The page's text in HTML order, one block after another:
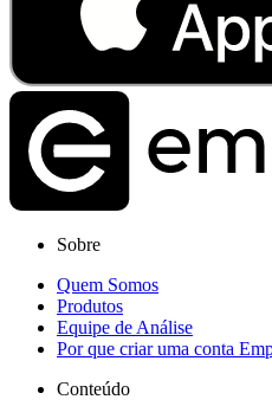
Sobre
Quem Somos
Produtos
Equipe de Análise
Por que criar uma conta
Conteúdo